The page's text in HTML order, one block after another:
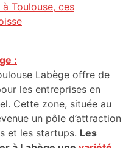
Toulouse, ces
:
Labège offre de
les entreprises en
Cette zone, située au
un pôle d’attraction
et les startups. Les